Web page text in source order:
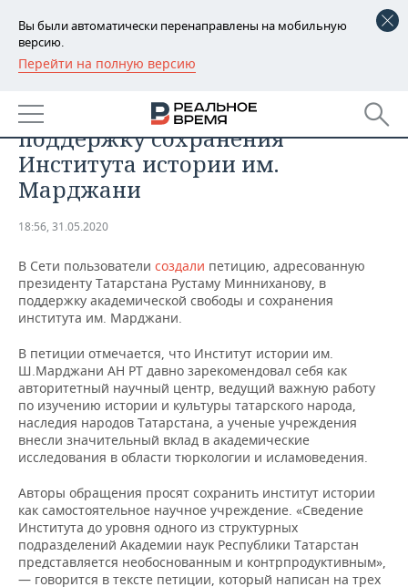
Вы были автоматически перенаправлены на мобильную
версию.
Перейти на полную версию
РЕГИОНЫ
БАШКОРТОСТАН
ТАТАРСТАН
УДМУРТИЯ
НОВОСТИ
АНАЛИТИКА
НОВОСТИ АНАЛИТИКИ
ДЕКЛАРАЦИИ О ДОХОДАХ
КОРОЛИ ГОСЗАКАЗА ПФО
ВУЗЫ ТАТАРСТАНА
КОМУ ПРИНАДЛЕЖАТ
ТОРГОВЫЕ ЦЕНТРЫ
ТАТАРСТАНА
ЭКОНОМИКА
НОВОСТИ ЭКОНОМИКИ
ФИНАНСЫ
БАНКИ
БЮДЖЕТ
ИНВЕСТИЦИИ
ПРОМЫШЛЕННОСТЬ
НОВОСТИ
ПРОМЫШЛЕННОСТИ
АГРОПРОМ
МАШИНОСТРОЕНИЕ
НЕФТЕХИМИЯ
НЕФТЬ
ОПК
ЭНЕРГЕТИКА
НЕДВИЖИМОСТЬ
НОВОСТИ НЕДВИЖИМОСТИ
АВТО
НОВОСТИ АВТО
БИЗНЕС
НОВОСТИ БИЗНЕСА
РОЗНИЧНАЯ ТОРГОВЛЯ
ТРАНСПОРТ
УСЛУГИ
ТЕХНОЛОГИИ
НОВОСТИ ТЕХНОЛОГИЙ
IT
МЕДИА
ТЕЛЕКОММУНИКАЦИИ
МЕРОПРИЯТИЯ
НОВОСТИ МЕРОПРИЯТИЙ
ВЫЕЗДНАЯ РЕДАКЦИЯ
БИЗНЕС-БРАНЧИ
СПОРТ
НОВОСТИ СПОРТА
ФУТБОЛ
ОБЩЕСТВО
НОВОСТИ ОБЩЕСТВА
ФОТОГАЛЕРЕЯ
В Сети появилась петиция в
поддержку сохранения
Института истории им.
Марджани
18:56, 31.05.2020
В Сети пользователи создали петицию, адресованную
президенту Татарстана Рустаму Минниханову, в
поддержку академической свободы и сохранения
института им. Марджани.
В петиции отмечается, что Институт истории им.
Ш.Марджани АН РТ давно зарекомендовал себя как
авторитетный научный центр, ведущий важную работу
по изучению истории и культуры татарского народа,
наследия народов Татарстана, а ученые учреждения
внесли значительный вклад в академические
исследования в области тюркологии и исламоведения.
Авторы обращения просят сохранить институт истории
как самостоятельное научное учреждение. «Сведение
Института до уровня одного из структурных
подразделений Академии наук Республики Татарстан
представляется необоснованным и контрпродуктивным»,
— говорится в тексте петиции, который написан на трех